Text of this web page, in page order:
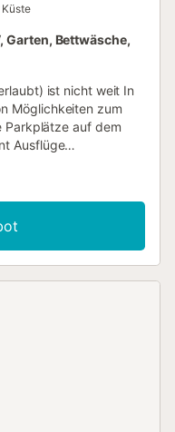
Garten, Bettwäsche,
ist nicht weit In
Möglichkeiten zum
Parkplätze auf dem
Ausflüge
Riu Strand (17
kannst du am
im Garten etwas
Patio und die
Wenn du genug